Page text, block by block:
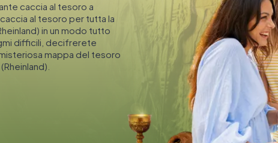
caccia al tesoro a
al tesoro per tutta la
in un modo tutto
difficili, decifrerete
mappa del tesoro